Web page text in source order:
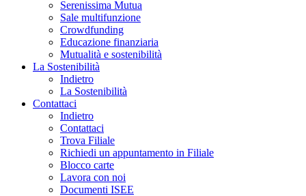
Serenissima Mutua
Sale multifunzione
Crowdfunding
Educazione finanziaria
Mutualità e sostenibilità
La Sostenibilità
Indietro
La Sostenibilità
Contattaci
Indietro
Contattaci
Trova Filiale
Richiedi un appuntamento in Filiale
Blocco carte
Lavora con noi
Documenti ISEE